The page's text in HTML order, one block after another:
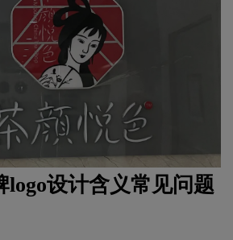
logo设计含义常见问题